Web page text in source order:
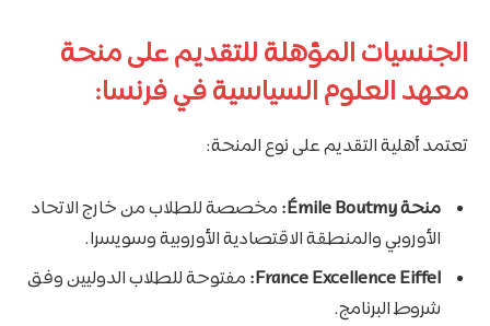
الجنسيات المؤهلة للتقديم على منحة
معهد العلوم السياسية في فرنسا:
تعتمد أهلية التقديم على نوع المنحة:
منحة Émile Boutmy:
مخصصة للطلاب من خارج الاتحاد
الأوروبي والمنطقة الاقتصادية الأوروبية وسويسرا.
France Excellence Eiffel: مفتوحة للطلاب الدوليين وفق
شروط البرنامج.